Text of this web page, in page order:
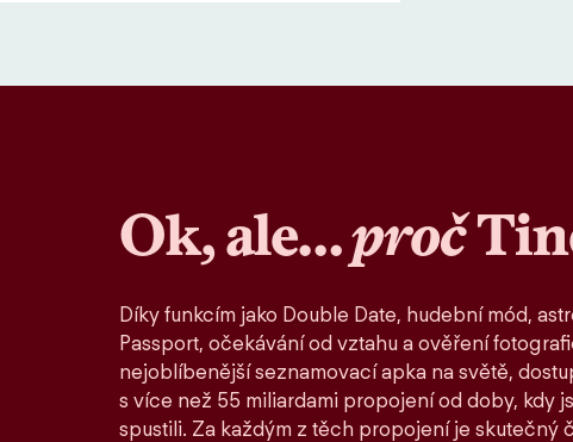
Ok, ale…proč
Díky funkcím jako Double Date, hudební mód,
Passport, očekávání od vztahu a ověření
nejoblíbenější seznamovací apka na světě,
s více než 55 miliardami propojení od doby, kdy
spustili. Za každým z těch propojení je skutečný